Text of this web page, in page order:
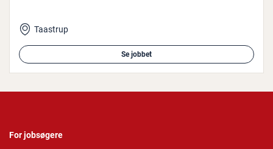
Taastrup
Se jobbet
For jobsøgere